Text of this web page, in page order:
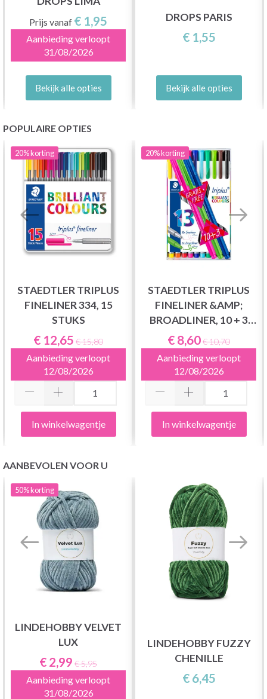
Prijs vanaf € 1,95
Aanbieding verloopt
31/08/2026
Bekijk alle opties
DROPS PARIS
€ 1,55
Bekijk alle opties
POPULAIRE OPTIES
20%korting
STAEDTLER TRIPLUS
FINELINER 334, 15
STUKS
€ 12,65 € 15,80
Aanbieding verloopt
12/08/2026
In winkelwagentje
20%korting
STAEDTLER TRIPLUS
FINELINER &AMP;
BROADLINER, 10 + 3
STUKS
€ 8,60€ 10,70
Aanbieding verloopt
12/08/2026
In winkelwagentje
AANBEVOLEN VOOR U
50%korting
LINDEHOBBY VELVET
LUX
€ 2,99 € 5,95
Aanbieding verloopt
31/08/2026
LINDEHOBBY FUZZY
CHENILLE
€ 6,45